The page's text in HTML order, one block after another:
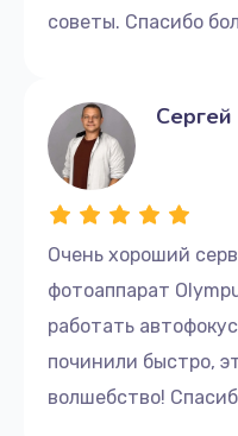
советы. Спасибо
Очень хороший
фотоаппарат
работать
починили быстро,
волшебство!
Сергей